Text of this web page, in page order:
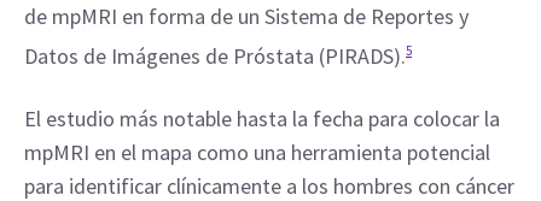
de mpMRI en forma de un Sistema de Reportes y
Datos de Imágenes de Próstata (PIRADS).5
El estudio más notable hasta la fecha para colocar la
mpMRI en el mapa como una herramienta potencial
para identificar clínicamente a los hombres con cáncer